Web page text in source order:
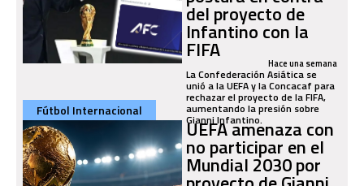
del proyecto de
Infantino con la
FIFA Hace una semana
La Confederación Asiática se
unió a la UEFA y la Concacaf para
rechazar el proyecto de la FIFA,
aumentando la presión sobre
Gianni Infantino.
Fútbol Internacional
UEFA amenaza con
no participar en el
Mundial 2030 por